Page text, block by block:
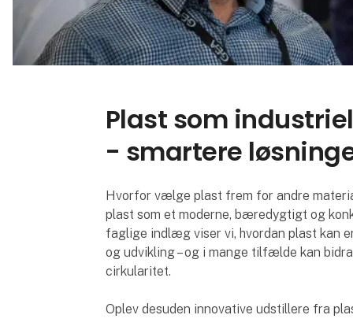
Plast som
- smartere
Hvorfor vælge plast frem for andre
plast som et moderne, bæredygtigt og
faglige indlæg viser vi, hvordan plast kan
og udvikling – og i mange tilfælde kan
cirkularitet.
Oplev desuden innovative udstillere fra